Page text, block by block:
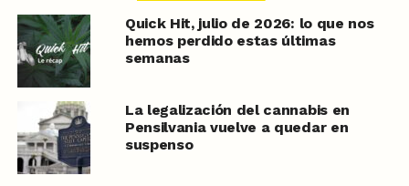
Quick Hit, julio de 2026: lo que nos
hemos perdido estas últimas
semanas
La legalización del cannabis en
Pensilvania vuelve a quedar en
suspenso